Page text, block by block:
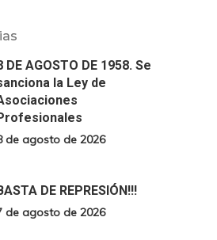
DE AGOSTO DE 1958. Se
la Ley de
de agosto de 2026
DE REPRESIÓN!!!
de agosto de 2026